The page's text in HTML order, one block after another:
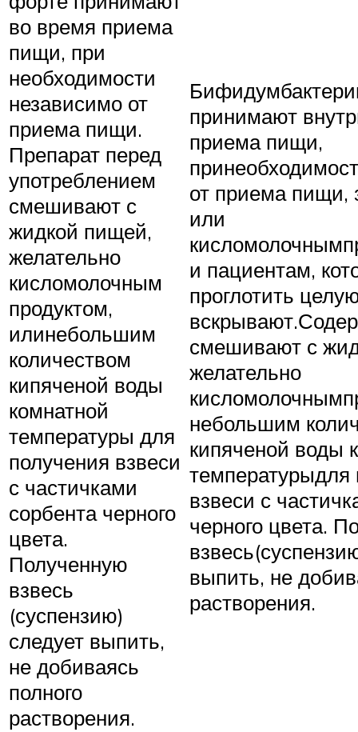
во время приема
пищи, при
необходимости
независимо от
приема пищи.
Препарат перед
употреблением
смешивают с
жидкой пищей,
желательно
кисломолочным
продуктом,
илинебольшим
количеством
кипяченой воды
комнатной
температуры для
получения взвеси
с частичками
сорбента черного
цвета.
Полученную
взвесь
(суспензию)
следует выпить,
не добиваясь
полного
растворения.
принимают
приема пищи,
от приема пищи,
или
и пациентам,
проглотить
смешивают с
желательно
небольшим
кипяченой воды
температурыдля
взвеси с
черного цвета.
выпить, не
растворения.